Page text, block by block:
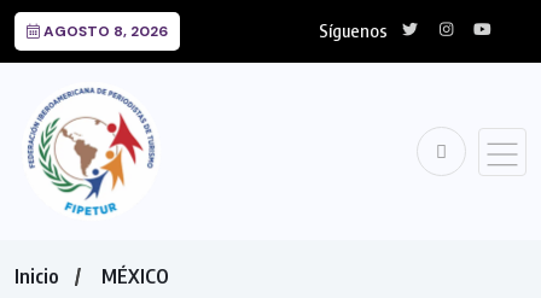
AGOSTO 8, 2026 Síguenos
Inicio
MÉXICO